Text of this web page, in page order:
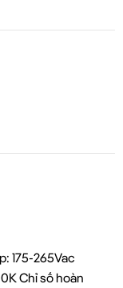
175-265Vac
Chỉ số hoàn